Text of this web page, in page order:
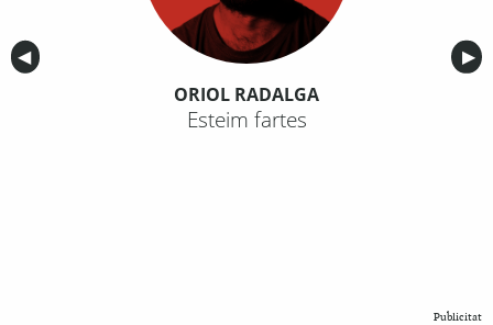
Anterior
◀︎ ▶︎
ORIOL RADALGA
Esteim fartes
Publicitat